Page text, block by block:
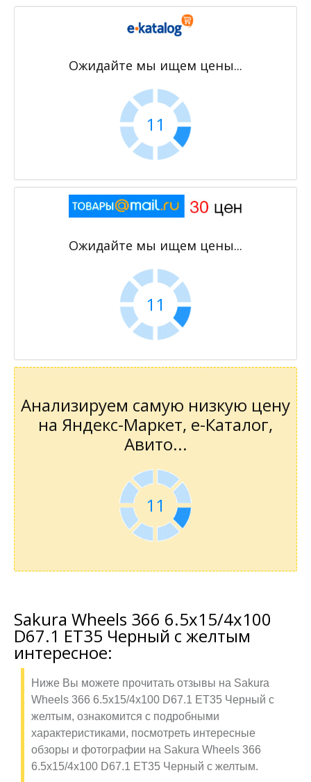
Ожидайте мы ищем цены...
11
Ожидайте мы ищем цены...
11
Анализируем самую низкую цену
на Яндекс-Маркет, е-Каталог,
Авито...
11
Sakura Wheels 366 6.5x15/4x100
D67.1 ET35 Черный с желтым
интересное:
Ниже Вы можете прочитать отзывы на Sakura
Wheels 366 6.5x15/4x100 D67.1 ET35 Черный с
желтым, ознакомится с подробными
характеристиками, посмотреть интересные
обзоры и фотографии на Sakura Wheels 366
6.5x15/4x100 D67.1 ET35 Черный с желтым.